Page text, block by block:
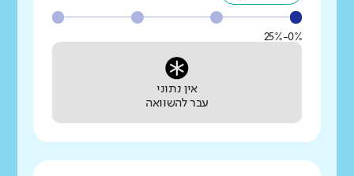
0%-25%
אין נתוני
עבר להשוואה